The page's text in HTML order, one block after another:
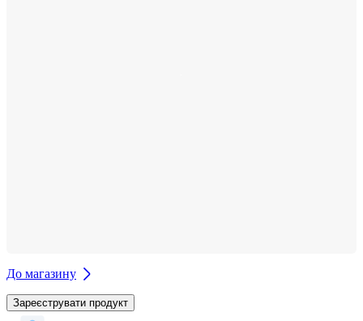
До магазину
Зареєструвати продукт